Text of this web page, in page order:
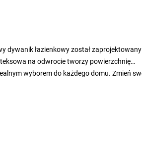
dywanik łazienkowy został
na odwrocie tworzy powierzchnię
wyborem do każdego domu. Zmień